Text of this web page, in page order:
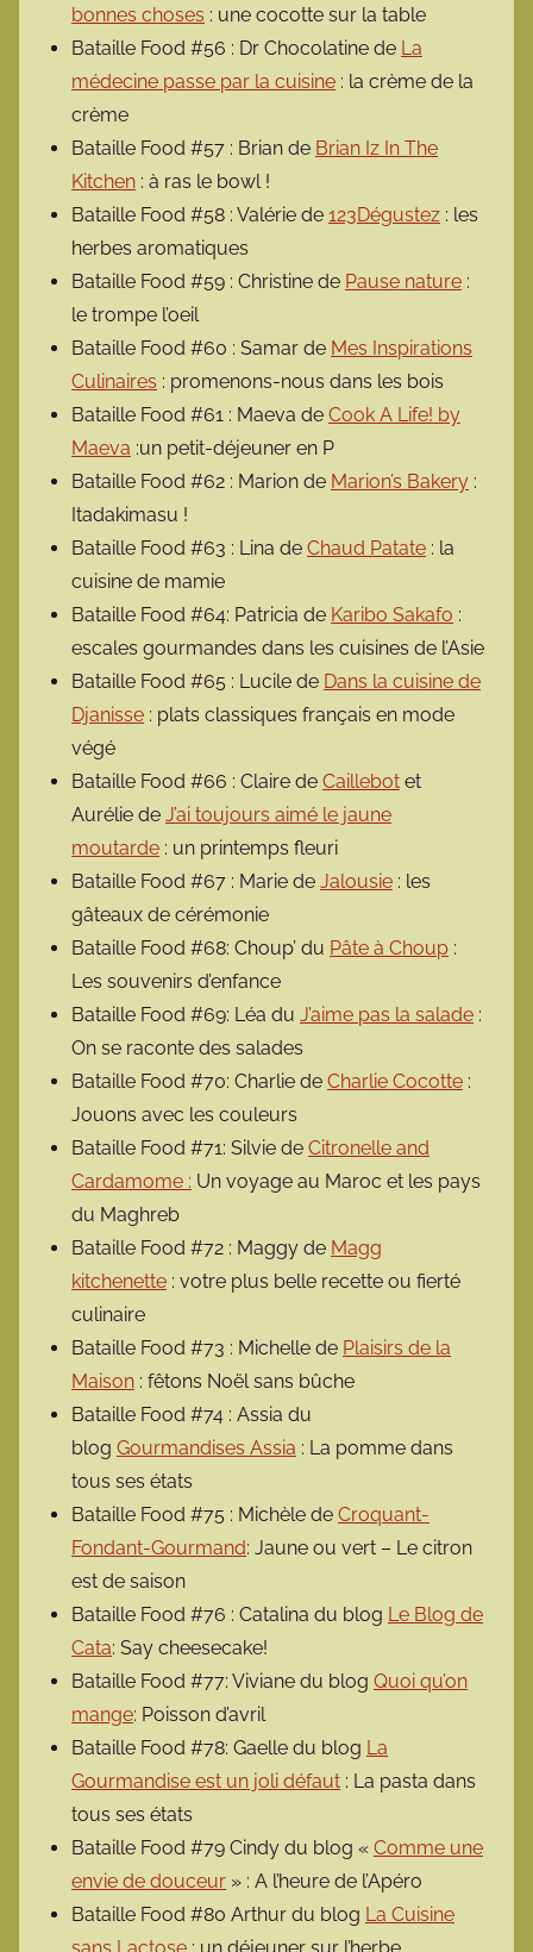
bonnes choses : une cocotte sur la table
Bataille Food #56 : Dr Chocolatine de La
médecine passe par la cuisine : la crème de la
crème
Bataille Food #57 : Brian de Brian Iz In The
Kitchen : à ras le bowl !
Bataille Food #58 : Valérie de 123Dégustez : les
herbes aromatiques
Bataille Food #59 : Christine de Pause nature :
le trompe l’oeil
Bataille Food #60 : Samar de Mes Inspirations
Culinaires : promenons-nous dans les bois
Bataille Food #61 : Maeva de Cook A Life! by
Maeva :un petit-déjeuner en P
Bataille Food #62 : Marion de Marion’s Bakery :
Itadakimasu !
Bataille Food #63 : Lina de Chaud Patate : la
cuisine de mamie
Bataille Food #64: Patricia de Karibo Sakafo :
escales gourmandes dans les cuisines de l’Asie
Bataille Food #65 : Lucile de Dans la cuisine de
Djanisse : plats classiques français en mode
végé
Bataille Food #66 : Claire de Caillebot et
Aurélie de J’ai toujours aimé le jaune
moutarde : un printemps fleuri
Bataille Food #67 : Marie de Jalousie : les
gâteaux de cérémonie
Bataille Food #68: Choup’ du Pâte à Choup :
Les souvenirs d’enfance
Bataille Food #69: Léa du J’aime pas la salade :
On se raconte des salades
Bataille Food #70: Charlie de Charlie Cocotte :
Jouons avec les couleurs
Bataille Food #71: Silvie de Citronelle and
Cardamome : Un voyage au Maroc et les pays
du Maghreb
Bataille Food #72 : Maggy de Magg
kitchenette : votre plus belle recette ou fierté
culinaire
Bataille Food #73 : Michelle de Plaisirs de la
Maison : fêtons Noël sans bûche
Bataille Food #74 : Assia du
blog Gourmandises Assia : La pomme dans
tous ses états
Bataille Food #75 : Michèle de Croquant-
Fondant-Gourmand: Jaune ou vert – Le citron
est de saison
Bataille Food #76 : Catalina du blog Le Blog de
Cata: Say cheesecake!
Bataille Food #77: Viviane du blog Quoi qu’on
mange: Poisson d’avril
Bataille Food #78: Gaelle du blog La
Gourmandise est un joli défaut : La pasta dans
tous ses états
Bataille Food #79 Cindy du blog « Comme une
envie de douceur » : A l’heure de l’Apéro
Bataille Food #80 Arthur du blog La Cuisine